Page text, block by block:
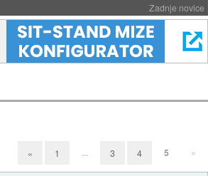
Zadnje novice
« 1 ... 3 4 5 »